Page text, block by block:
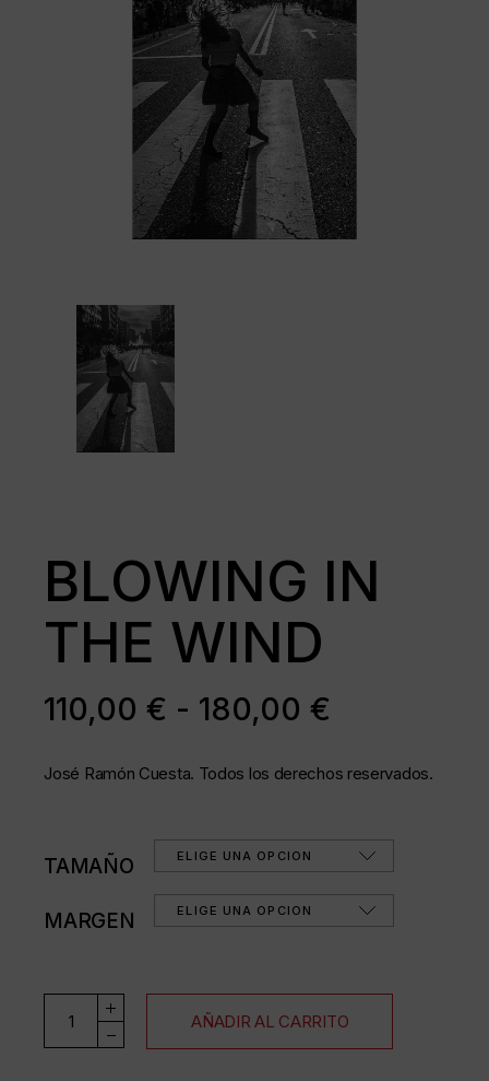
BLOWING IN
THE WIND
110,00€ - 180,00€
PRECIOS:
110,00 €
HASTA
180,00 €
José Ramón Cuesta. Todos los derechos reservados.
TAMAÑO ELIGE UNA OPCIÓN
MARGEN ELIGE UNA OPCIÓN
BLOWING IN THE WIND cantidad
AÑADIR AL CARRITO